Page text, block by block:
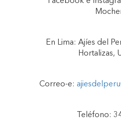
En Lima: Ajíes del
Hortalizas,
Correo-e:
Teléfono: